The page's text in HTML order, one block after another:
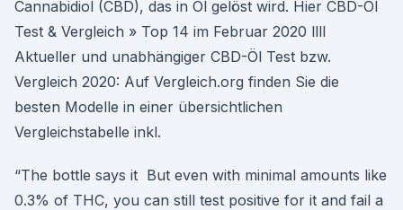
Cannabidiol (CBD), das in Öl gelöst wird. Hier CBD-Öl
Test & Vergleich » Top 14 im Februar 2020 llll
Aktueller und unabhängiger CBD-Öl Test bzw.
Vergleich 2020: Auf Vergleich.org finden Sie die
besten Modelle in einer übersichtlichen
Vergleichstabelle inkl.
“The bottle says it But even with minimal amounts like
0.3% of THC, you can still test positive for it and fail a